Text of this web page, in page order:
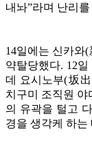
내놔”라며 난리
14일에는 신카와
약탈당했다. 12
데 요시노부(坂
치구미 조직원
의 유곽을 털고
경을 생각케 하는